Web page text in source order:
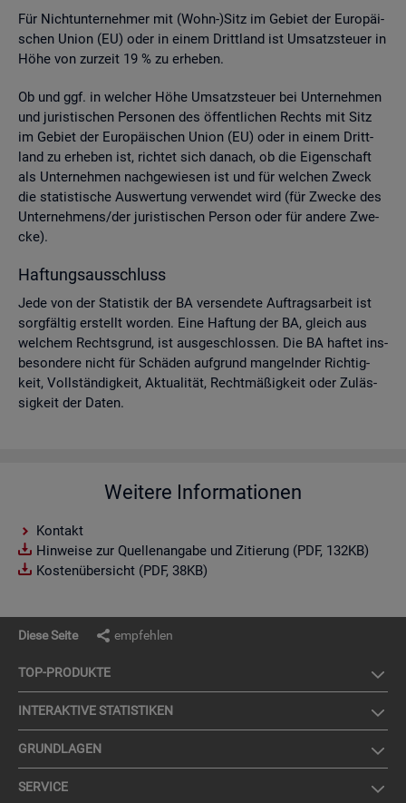
Für Nicht­un­ter­neh­mer mit (Wohn-)Sitz im Ge­biet der Eu­ro­päi­
schen Union (EU) oder in einem Dritt­land ist Um­satz­steu­er in
Höhe von zur­zeit 19 % zu er­he­ben.
Ob und ggf. in wel­cher Höhe Um­satz­steu­er bei Un­ter­neh­men
und ju­ris­ti­schen Per­so­nen des öf­fent­li­chen Rechts mit Sitz
im Ge­biet der Eu­ro­päi­schen Union (EU) oder in einem Dritt­
land zu er­he­ben ist, rich­tet sich da­nach, ob die Ei­gen­schaft
als Un­ter­neh­men nach­ge­wie­sen ist und für wel­chen Zweck
die sta­tis­ti­sche Aus­wer­tung ver­wen­det wird (für Zwe­cke des
Un­ter­neh­mens/der ju­ris­ti­schen Per­son oder für an­de­re Zwe­
cke).
Haf­tungs­aus­schluss
Jede von der Sta­tis­tik der BA ver­sen­de­te Auf­trags­ar­beit ist
sorg­fäl­tig er­stellt wor­den. Eine Haf­tung der BA, gleich aus
wel­chem Rechts­grund, ist aus­ge­schlos­sen. Die BA haf­tet ins­
be­son­de­re nicht für Schä­den auf­grund man­geln­der Rich­tig­
keit, Voll­stän­dig­keit, Ak­tua­li­tät, Recht­mä­ßig­keit oder Zu­läs­
sig­keit der Daten.
Weitere Informationen
Kontakt
Hinweise zur Quellenangabe und Zitierung (PDF, 132KB)
Kostenübersicht (PDF, 38KB)
Diese Seite empfehlen
TOP-PRO­DUK­TE
IN­TER­AK­TI­VE STA­TIS­TI­KEN
GRUND­LA­GEN
SER­VICE